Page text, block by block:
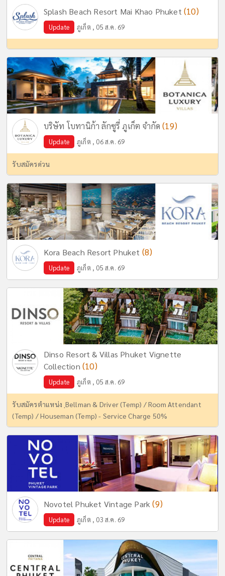
Splash Beach Resort Mai Khao Phuket (10)
Update ภูเก็ต , 05 ส.ค. 69
บริษัท โบทานิก้า ลักซูรี่ ภูเก็ต จำกัด(19)
Update ภูเก็ต , 06 ส.ค. 69
รับสมัครด่วน
Kora Beach Resort Phuket (8)
Update ภูเก็ต , 05 ส.ค. 69
Dinso Resort & Villas Phuket Vignette
Collection (10)
Update ภูเก็ต , 05 ส.ค. 69
รับสมัครตำแหน่ง ฺBellman & Driver (Temp) / Room Attendant
(Temp) / Houseman (Temp) - Service Charge 50%
Novotel Phuket Vintage Park(9)
Update ภูเก็ต , 03 ส.ค. 69